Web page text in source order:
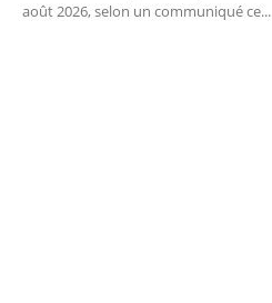
août 2026, selon un communiqué ce...